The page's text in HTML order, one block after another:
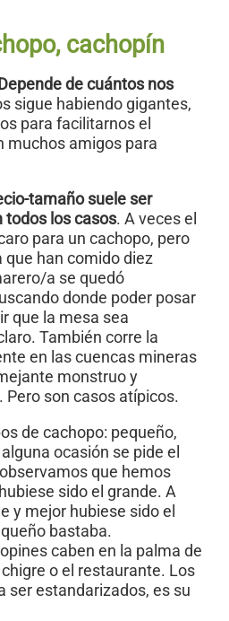
cachopín
de cuántos nos
sigue habiendo gigantes,
para facilitarnos el
muchos amigos para
tamaño suele ser
todos los casos. A veces el
para un cachopo, pero
han comido diez
a se quedó
donde poder posar
que la mesa sea
También corre la
en las cuencas mineras
monstruo y
son casos atípicos.
de cachopo: pequeño,
ocasión se pide el
que hemos
sido el grande. A
y mejor hubiese sido el
bastaba.
caben en la palma de
o el restaurante. Los
ser estandarizados, es su